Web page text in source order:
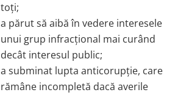
toţi;
a părut să aibă în vedere interesele
unui grup infracţional mai curând
decât interesul public;
a subminat lupta anticorupţie, care
rămâne incompletă dacă averile